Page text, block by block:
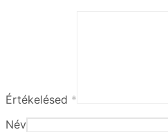
Értékelésed *
Név